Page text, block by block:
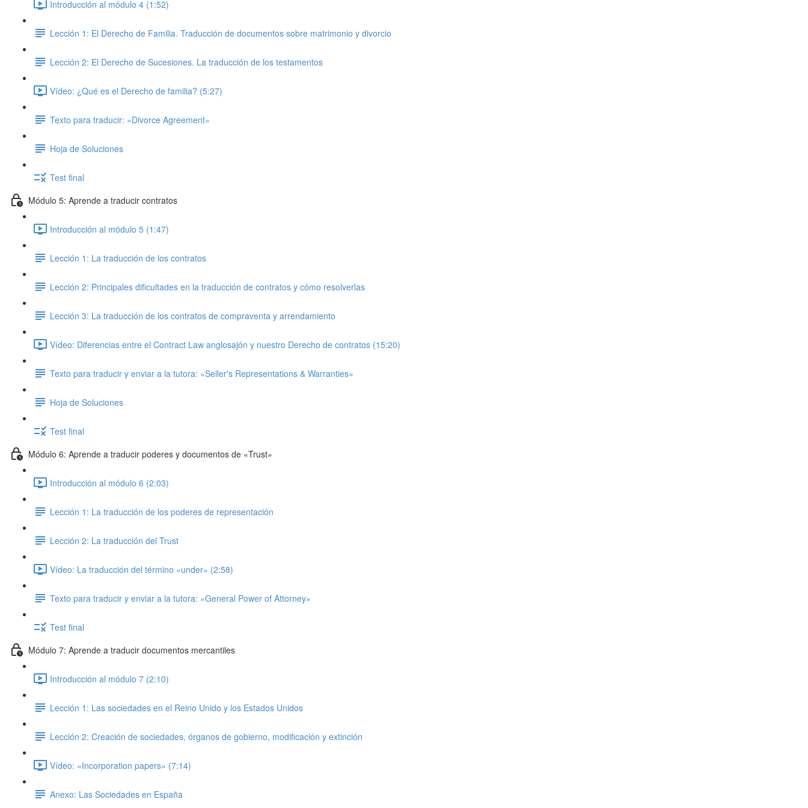
Introducción al módulo 4 (1:52)
Lección 1: El Derecho de Familia. Traducción de documentos sobre matrimonio y divorcio
Lección 2: El Derecho de Sucesiones. La traducción de los testamentos
Vídeo: ¿Qué es el Derecho de familia? (5:27)
Texto para traducir: «Divorce Agreement»
Hoja de Soluciones
Test final
Módulo 5: Aprende a traducir contratos
Introducción al módulo 5 (1:47)
Lección 1: La traducción de los contratos
Lección 2: Principales dificultades en la traducción de contratos y cómo resolverlas
Lección 3: La traducción de los contratos de compraventa y arrendamiento
Vídeo: Diferencias entre el Contract Law anglosajón y nuestro Derecho de contratos (15:20)
Texto para traducir y enviar a la tutora: «Seller's Representations & Warranties»
Hoja de Soluciones
Test final
Módulo 6: Aprende a traducir poderes y documentos de «Trust»
Introducción al módulo 6 (2:03)
Lección 1: La traducción de los poderes de representación
Lección 2: La traducción del Trust
Vídeo: La traducción del término «under» (2:58)
Texto para traducir y enviar a la tutora: «General Power of Attorney»
Test final
Módulo 7: Aprende a traducir documentos mercantiles
Introducción al módulo 7 (2:10)
Lección 1: Las sociedades en el Reino Unido y los Estados Unidos
Lección 2: Creación de sociedades, órganos de gobierno, modificación y extinción
Vídeo: «Incorporation papers» (7:14)
Anexo: Las Sociedades en España